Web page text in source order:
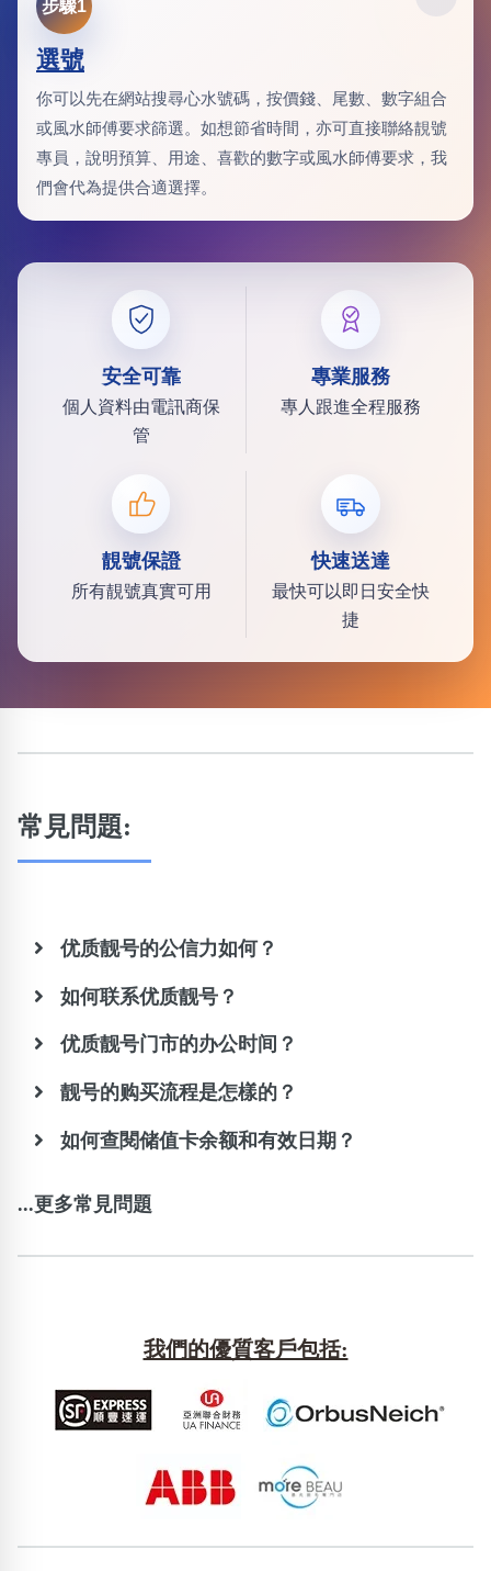
步驟1
選號
你可以先在網站搜尋心水號碼，按價錢、尾數、數字組合
或風水師傅要求篩選。如想節省時間，亦可直接聯絡靚號
專員，說明預算、用途、喜歡的數字或風水師傅要求，我
們會代為提供合適選擇。
安全可靠
個人資料由電訊商保
管
專業服務
專人跟進全程服務
靚號保證
所有靚號真實可用
快速送達
最快可以即日安全快
捷
常見問題:
优质靓号的公信力如何？
如何联系优质靓号？
优质靓号门市的办公时间？
靓号的购买流程是怎樣的？
如何查閱储值卡余额和有效日期？
...更多常見問題
我們的優質客戶包括: